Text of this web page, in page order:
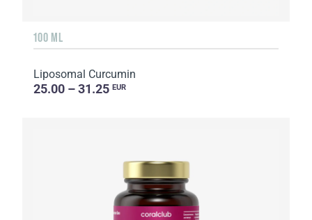
100 ML
Liposomal Curcumin
25.00 – 31.25 EUR